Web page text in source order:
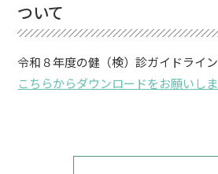
ついて
令和８年度の健（検）診ガイドライン
こちらからダウンロードをお願いしま